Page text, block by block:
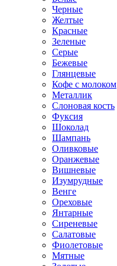
Черные
Желтые
Красные
Зеленые
Серые
Бежевые
Глянцевые
Кофе с молоком
Металлик
Слоновая кость
Фуксия
Шоколад
Шампань
Оливковые
Оранжевые
Вишневые
Изумрудные
Венге
Ореховые
Янтарные
Сиреневые
Салатовые
Фиолетовые
Мятные